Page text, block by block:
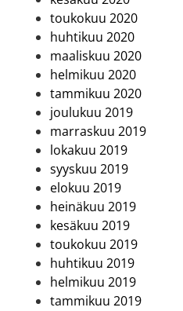
toukokuu 2020
huhtikuu 2020
maaliskuu 2020
helmikuu 2020
tammikuu 2020
joulukuu 2019
marraskuu 2019
lokakuu 2019
syyskuu 2019
elokuu 2019
heinäkuu 2019
kesäkuu 2019
toukokuu 2019
huhtikuu 2019
helmikuu 2019
tammikuu 2019